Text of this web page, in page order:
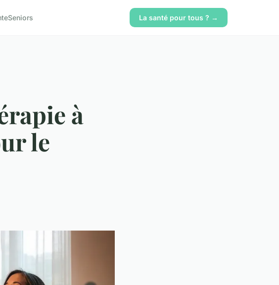
Seniors La santé pour tous ? →
à
le